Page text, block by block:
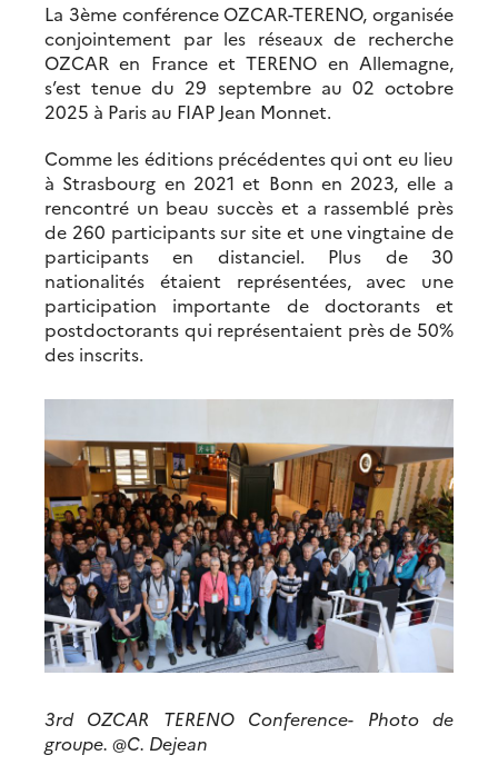
La 3ème conférence OZCAR-TERENO, organisée
conjointement par les réseaux de recherche
OZCAR en France et TERENO en Allemagne,
s’est tenue du 29 septembre au 02 octobre
2025 à Paris au FIAP Jean Monnet.
Comme les éditions précédentes qui ont eu lieu
à Strasbourg en 2021 et Bonn en 2023, elle a
rencontré un beau succès et a rassemblé près
de 260 participants sur site et une vingtaine de
participants en distanciel. Plus de 30
nationalités étaient représentées, avec une
participation importante de doctorants et
postdoctorants qui représentaient près de 50%
des inscrits.
3rd OZCAR TERENO Conference- Photo de
groupe. @C. Dejean